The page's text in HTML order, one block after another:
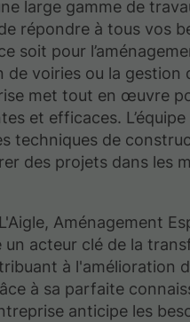
large gamme de
répondre à tous vos
soit pour
de voiries ou la gestion
met tout en œuvre
et efficaces.
techniques de
des projets dans les
Aménagement
un acteur clé de la
à l'amélioration
à sa parfaite
anticipe les